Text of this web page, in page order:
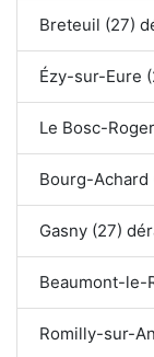
Breteuil (27)
Ézy-sur-Eure
Le Bosc-
Bourg-
Gasny (27)
Beaumont-le-
Romilly-sur-